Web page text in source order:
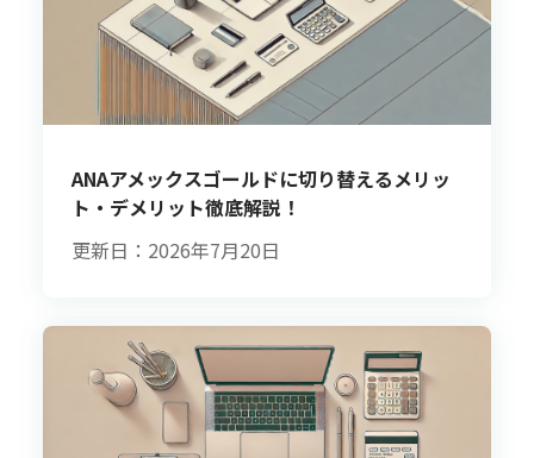
ANAアメックスゴールドに切り替えるメリッ
ト・デメリット徹底解説！
更新日：2026年7月20日